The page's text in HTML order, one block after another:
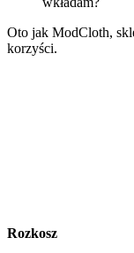
Oto jak ModCloth,
korzyści.
Rozkosz